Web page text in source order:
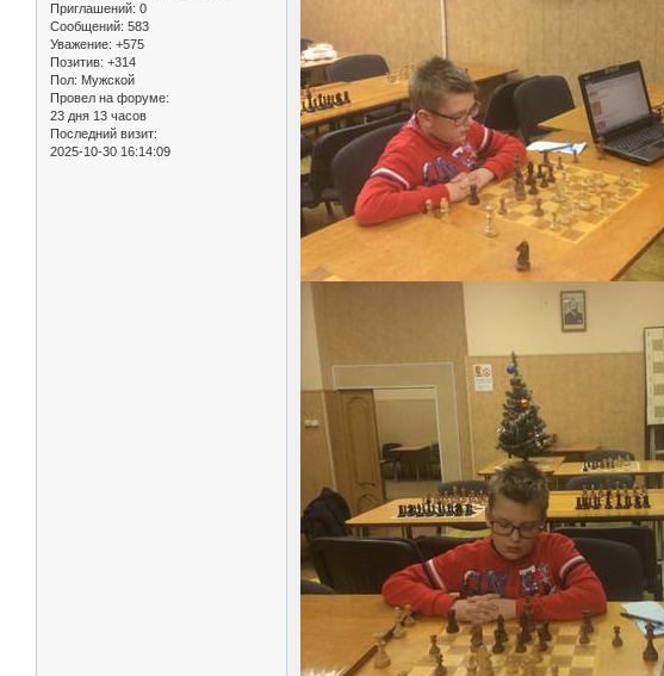
Приглашений: 0
Сообщений: 583
Уважение: +575
Позитив: +314
Пол: Мужской
Провел на форуме:
23 дня 13 часов
Последний визит:
2025-10-30 16:14:09